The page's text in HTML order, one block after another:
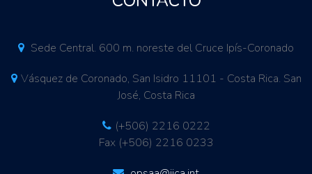
Sede Central. 600 m. noreste del Cruce Ipís-Coronado
Vásquez de Coronado, San Isidro 11101 - Costa Rica. San
José, Costa Rica
(+506) 2216 0222
Fax (+506) 2216 0233